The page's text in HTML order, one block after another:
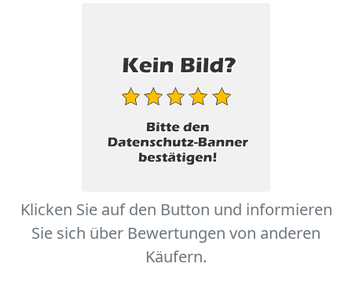
Klicken Sie auf den Button und informieren
Sie sich über Bewertungen von anderen
Käufern.